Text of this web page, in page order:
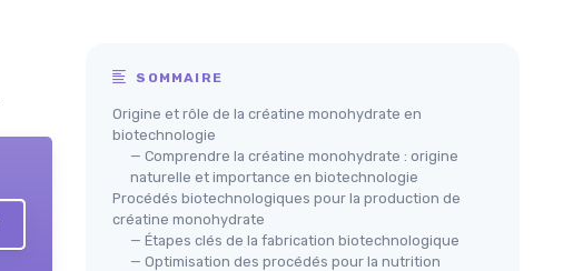
SOMMAIRE
Origine et rôle de la créatine monohydrate en
biotechnologie
— Comprendre la créatine monohydrate : origine
naturelle et importance en biotechnologie
Procédés biotechnologiques pour la production de
créatine monohydrate
— Étapes clés de la fabrication biotechnologique
— Optimisation des procédés pour la nutrition